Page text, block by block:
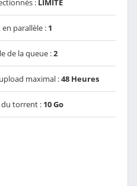
: LIMITÉ
parallèle : 1
de la queue :2
maximal :48 Heures
du torrent : 10 Go